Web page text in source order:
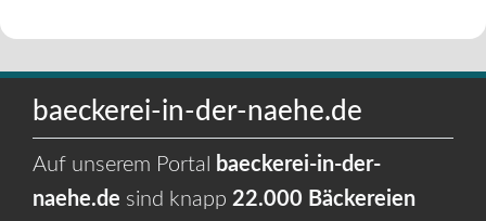
baeckerei-in-der-naehe.de
Auf unserem Portal
baeckerei-in-der-
naehe.de sind knapp 22.000 Bäckereien